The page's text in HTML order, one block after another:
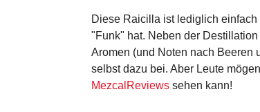
Diese Raicilla ist lediglich
"Funk" hat. Neben der
Aromen (und Noten nach Beeren
selbst dazu bei. Aber Leute
MezcalReviewssehen kann!